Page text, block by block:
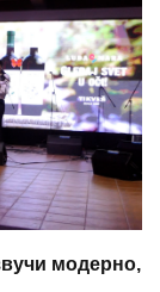
модерно,